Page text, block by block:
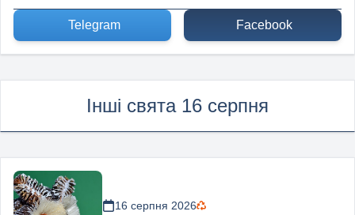
Telegram Facebook
Інші свята 16 серпня
16 серпня 2026